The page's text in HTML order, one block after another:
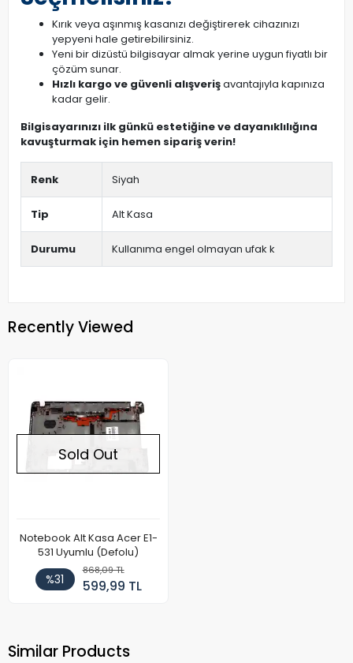
Kırık veya aşınmış kasanızı değiştirerek cihazınızı
yepyeni hale getirebilirsiniz.
Yeni bir dizüstü bilgisayar almak yerine uygun fiyatlı bir
çözüm sunar.
Hızlı kargo ve güvenli alışverişavantajıyla kapınıza
kadar gelir.
Bilgisayarınızı ilk günkü estetiğine ve dayanıklılığına
kavuşturmak için hemen sipariş verin!
Renk Siyah
Tip Alt Kasa
Durumu Kullanıma engel olmayan ufak k
Recently Viewed
Sold Out
Notebook Alt Kasa Acer E1-
531 Uyumlu (Defolu)
%31
868,09 TL
599,99 TL
Similar Products